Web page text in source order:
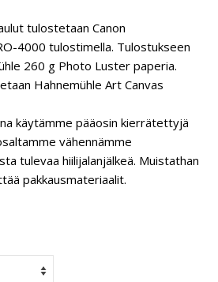
tulostetaan Canon
4000 tulostimella. Tulostukseen
260 g Photo Luster paperia.
Hahnemühle Art Canvas
käytämme pääosin kierrätettyjä
vähennämme
tulevaa hiilijalanjälkeä. Muistathan
pakkausmateriaalit.